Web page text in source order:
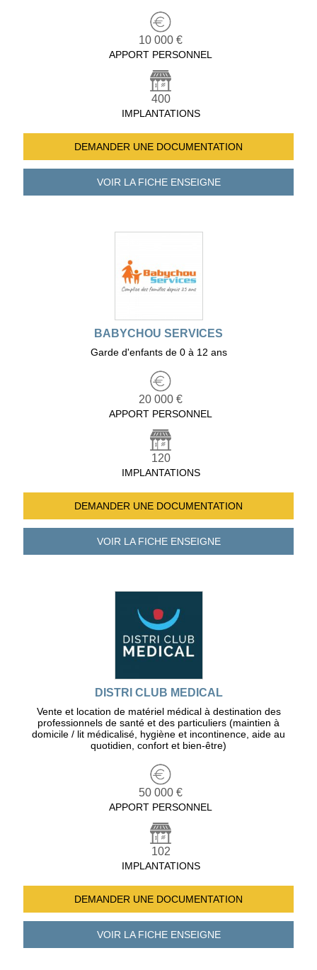
10 000 €
APPORT PERSONNEL
400
IMPLANTATIONS
DEMANDER UNE DOCUMENTATION
VOIR LA FICHEENSEIGNE
BABYCHOU SERVICES
Garde d'enfants de 0 à 12 ans
20 000 €
APPORT PERSONNEL
120
IMPLANTATIONS
DEMANDER UNE DOCUMENTATION
VOIR LA FICHEENSEIGNE
DISTRI CLUB MEDICAL
Vente et location de matériel médical à destination des
professionnels de santé et des particuliers (maintien à
domicile / lit médicalisé, hygiène et incontinence, aide au
quotidien, confort et bien-être)
50 000 €
APPORT PERSONNEL
102
IMPLANTATIONS
DEMANDER UNE DOCUMENTATION
VOIR LA FICHEENSEIGNE